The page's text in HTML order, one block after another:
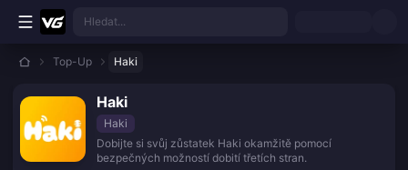
Přejít k hlavnímu obsahu
Hledat...
Top-Up Haki
Haki
Haki
Dobijte si svůj zůstatek Haki okamžitě pomocí
bezpečných možností dobití třetích stran.